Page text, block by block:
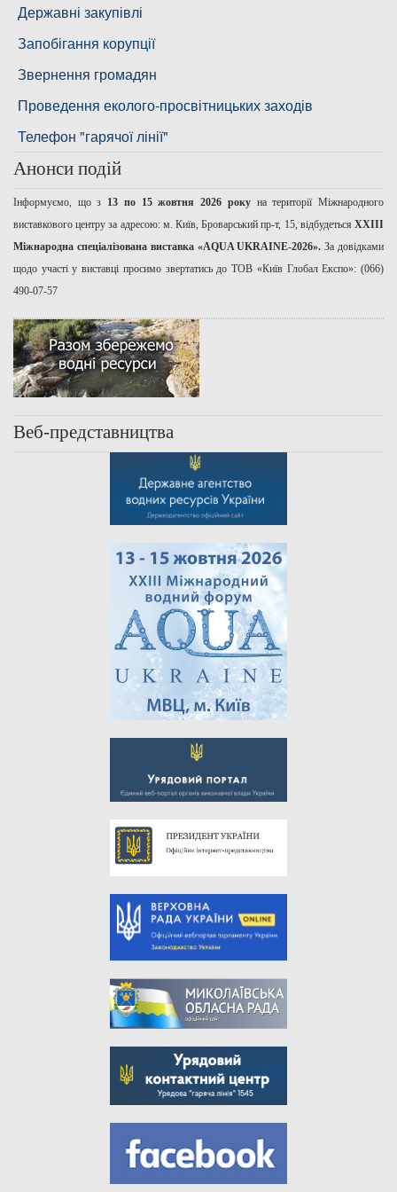
Басейнова рада річок Причорномор'я
Державні закупівлі
Запобігання корупції
Звернення громадян
Проведення еколого-просвітницьких заходів
Телефон "гарячої лінії"
Анонси подій
Інформуємо, що з 13 по 15 жовтня 2026 рокуна території Міжнародного
виставкового центру за адресою: м. Київ, Броварський пр-т, 15, відбудеться ХХІІІ
Міжнародна спеціалізована виставка «AQUA UKRAINE-2026».За довідками
щодо участі у виставці просимо звертатись до ТОВ «Київ Глобал Експо»: (066)
490-07-57
Веб-представництва